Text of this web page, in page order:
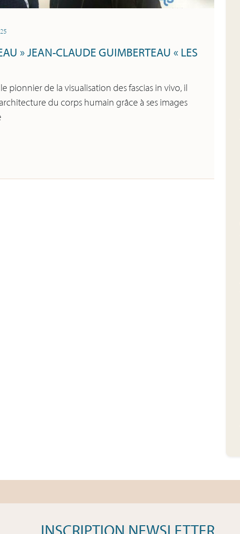
» JEAN-CLAUDE GUIMBERTEAU « LES
pionnier de la visualisation des fascias in vivo, il
du corps humain grâce à ses images
INSCRIPTION NEWSLETTER